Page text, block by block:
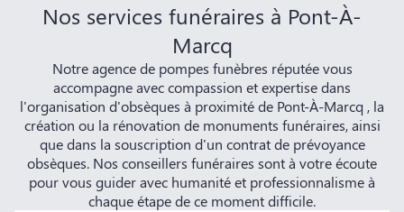
Nos services funéraires à Pont-À-
Marcq
Notre agence de pompes funèbres réputée vous
accompagne avec compassion et expertise dans
l'organisation d'obsèques à proximité de Pont-À-Marcq , la
création ou la rénovation de monuments funéraires, ainsi
que dans la souscription d'un contrat de prévoyance
obsèques. Nos conseillers funéraires sont à votre écoute
pour vous guider avec humanité et professionnalisme à
chaque étape de ce moment difficile.